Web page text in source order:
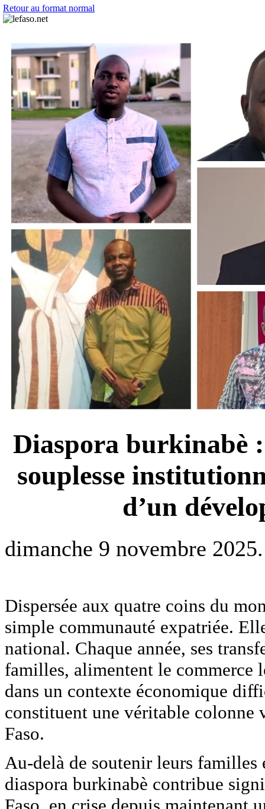
Retour au format normal
Diaspora burkinabè
souplesse
d’un
dimanche 9 novembre 2025.
Dispersée aux quatre coins du
simple communauté expatriée.
national. Chaque année, ses
familles, alimentent le commerce
dans un contexte économique
constituent une véritable colonne
Faso.
Au-delà de soutenir leurs familles
diaspora burkinabè contribue